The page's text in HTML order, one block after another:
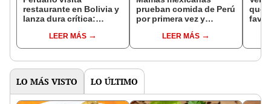
restaurante en Bolivia y
lanza dura crítica:
comer”LEER MÁS
prueban comida de Perú
por primera vez y
redes sociales: “No lo
paso como ceviche”
LEER MÁS
qué
LO MÁS VISTO LO ÚLTIMO